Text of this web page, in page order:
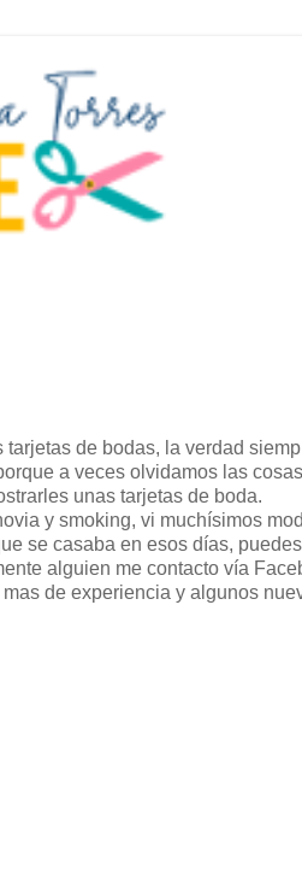
de bodas, la verdad
a veces olvidamos las
unas tarjetas de boda.
y smoking, vi muchísimos
se casaba en esos días,
alguien me contacto vía
de experiencia y algunos